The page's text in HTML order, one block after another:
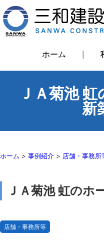
ホーム
ＪＡ菊池
新
ホーム > 事例紹介 > 店舗・事務所
ＪＡ菊池 虹のホ
店舗・事務所等